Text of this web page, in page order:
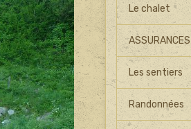
Le chalet
ASSURANCES
Les sentiers
Randonnées